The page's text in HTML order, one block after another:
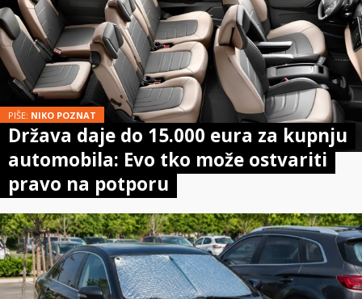
PIŠE: NIKO POZNAT
Država daje do 15.000 eura za kupnju
automobila: Evo tko može ostvariti
pravo na potporu